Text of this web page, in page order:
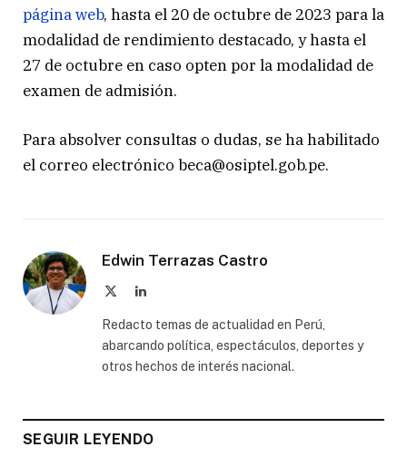
página web, hasta el 20 de octubre de 2023 para la
modalidad de rendimiento destacado, y hasta el
27 de octubre en caso opten por la modalidad de
examen de admisión.
Para absolver consultas o dudas, se ha habilitado
el correo electrónico beca@osiptel.gob.pe.
Edwin Terrazas Castro
LinkedIn
Redacto temas de actualidad en Perú,
abarcando política, espectáculos, deportes y
otros hechos de interés nacional.
SEGUIR LEYENDO